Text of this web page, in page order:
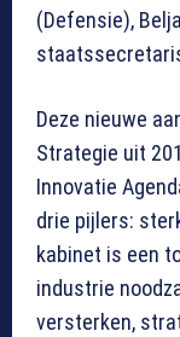
(Defensie),
Deze nieuwe
Strategie uit
Innovatie
drie pijlers:
kabinet is een
industrie
versterken,